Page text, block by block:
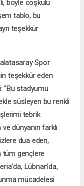
böyle coşkulu
tablo, bu
teşekkür
Spor
teşekkür eden
"Bu stadyumu
süsleyen bu renkli
tebrik
dünyanın farklı
dua eden,
tüm gençlere
Lübnan'da,
mücadelesi